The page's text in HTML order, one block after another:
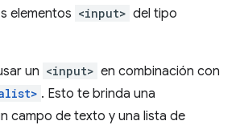
elementos <input> del tipo
un <input> en combinación con
. Esto te brinda una
campo de texto y una lista de